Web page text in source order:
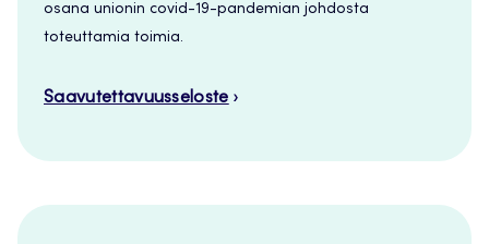
osana unionin covid-19-pandemian johdosta
toteuttamia toimia.
Saavutettavuusseloste